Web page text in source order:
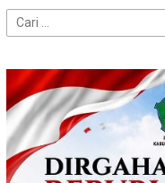
Cari
untuk: